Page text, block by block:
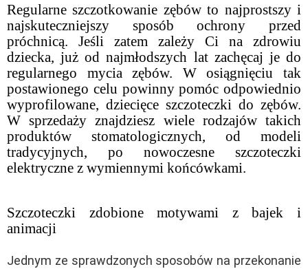
Regularne szczotkowanie zębów to najprostszy i
najskuteczniejszy sposób ochrony przed
próchnicą. Jeśli zatem zależy Ci na zdrowiu
dziecka, już od najmłodszych lat zachęcaj je do
regularnego mycia zębów. W osiągnięciu tak
postawionego celu powinny pomóc odpowiednio
wyprofilowane, dziecięce szczoteczki do zębów.
W sprzedaży znajdziesz wiele rodzajów takich
produktów stomatologicznych, od modeli
tradycyjnych, po nowoczesne szczoteczki
elektryczne z wymiennymi końcówkami.
Szczoteczki zdobione motywami z bajek i
animacji
Jednym ze sprawdzonych sposobów na przekonanie